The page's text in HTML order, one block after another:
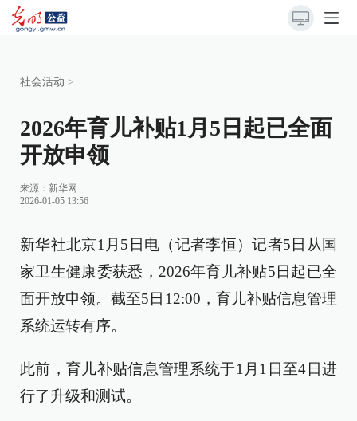
社会活动 >
2026年育儿补贴1月5日起已全面
开放申领
来源： 新华网
2026-01-05 13:56
新华社北京1月5日电（记者李恒）记者5日从国
家卫生健康委获悉，2026年育儿补贴5日起已全
面开放申领。截至5日12:00，育儿补贴信息管理
系统运转有序。
此前，育儿补贴信息管理系统于1月1日至4日进
行了升级和测试。